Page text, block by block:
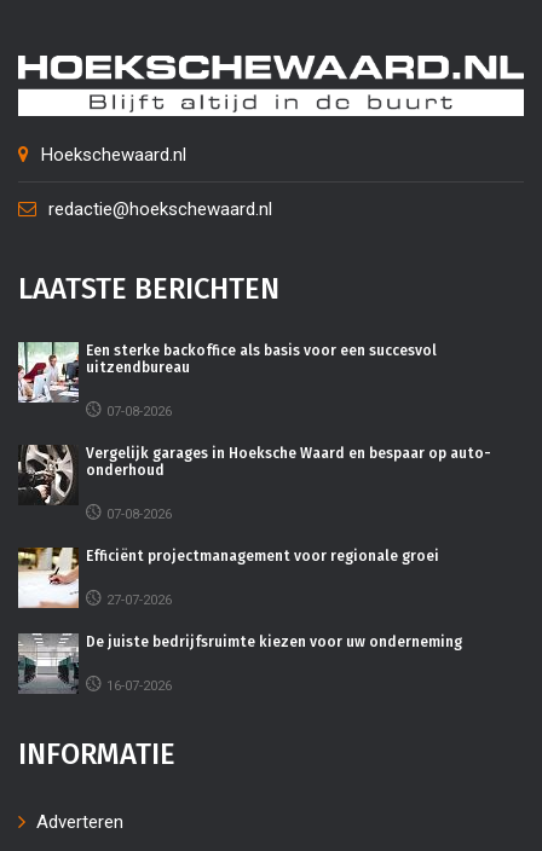
Hoekschewaard.nl
redactie@hoekschewaard.nl
LAATSTE BERICHTEN
Een sterke backoffice als basis voor een succesvol
uitzendbureau
07-08-2026
Vergelijk garages in Hoeksche Waard en bespaar op auto-
onderhoud
07-08-2026
Efficiënt projectmanagement voor regionale groei
27-07-2026
De juiste bedrijfsruimte kiezen voor uw onderneming
16-07-2026
INFORMATIE
Adverteren